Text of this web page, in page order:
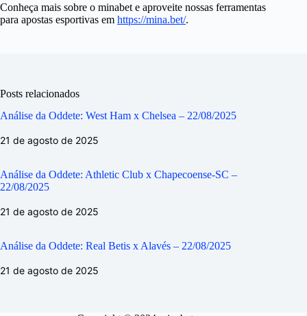
Conheça mais sobre o minabet e aproveite nossas ferramentas
para apostas esportivas em https://mina.bet/.
Posts relacionados
Análise da Oddete: West Ham x Chelsea – 22/08/2025
21 de agosto de 2025
Análise da Oddete: Athletic Club x Chapecoense-SC –
22/08/2025
21 de agosto de 2025
Análise da Oddete: Real Betis x Alavés – 22/08/2025
21 de agosto de 2025